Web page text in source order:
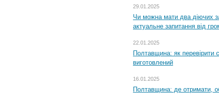
29.01.2025
Чи можна мати два діючих
актуальне запитання від
22.01.2025
Полтавщина: як перевірити
виготовлений
16.01.2025
Полтавщина: де отримати,